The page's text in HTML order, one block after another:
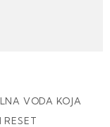
VODA KOJA
RESET